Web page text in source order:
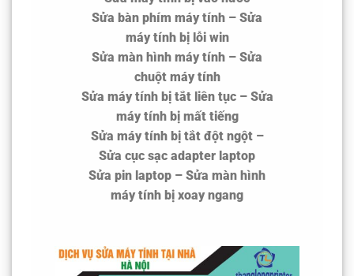
Sửa bàn phím máy tính – Sửa
máy tính bị lỗi win
Sửa màn hình máy tính – Sửa
chuột máy tính
Sửa máy tính bị tắt liên tục – Sửa
máy tính bị mất tiếng
Sửa máy tính bị tắt đột ngột –
Sửa cục sạc adapter laptop
Sửa pin laptop – Sửa màn hình
máy tính bị xoay ngang